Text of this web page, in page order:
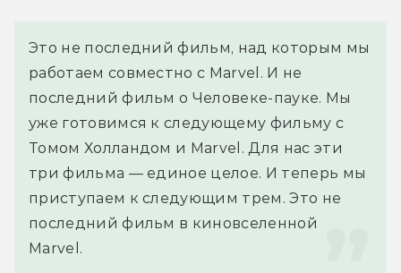
Это не последний фильм, над которым мы
работаем совместно с Marvel. И не
последний фильм о Человеке-пауке. Мы
уже готовимся к следующему фильму с
Томом Холландом и Marvel. Для нас эти
три фильма — единое целое. И теперь мы
приступаем к следующим трем. Это не
последний фильм в киновселенной
Marvel.